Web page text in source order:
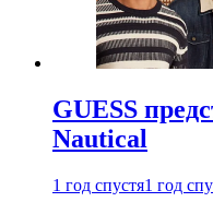
GUESS
Nautical
1 год спустя1 год